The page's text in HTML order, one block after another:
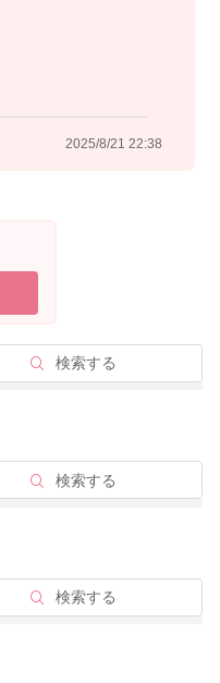
2025/8/21 22:38
検索する
検索する
検索する